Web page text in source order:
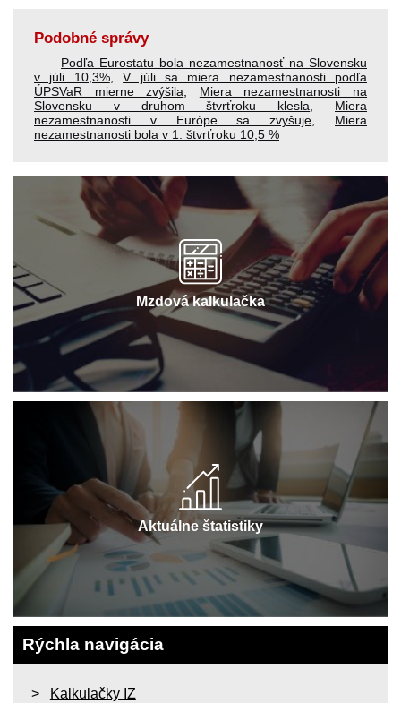
Podobné správy
Podľa Eurostatu bola nezamestnanosť na Slovensku
v júli 10,3%,V júli sa miera nezamestnanosti podľa
ÚPSVaR mierne zvýšila
Miera nezamestnanosti na
Slovensku v druhom štvrťroku klesla
Miera
nezamestnanosti v Európe sa zvyšuje
Miera
nezamestnanosti bola v 1. štvrťroku 10,5 %
Mzdová kalkulačka
Aktuálne štatistiky
Rýchla navigácia
Kalkulačky IZ